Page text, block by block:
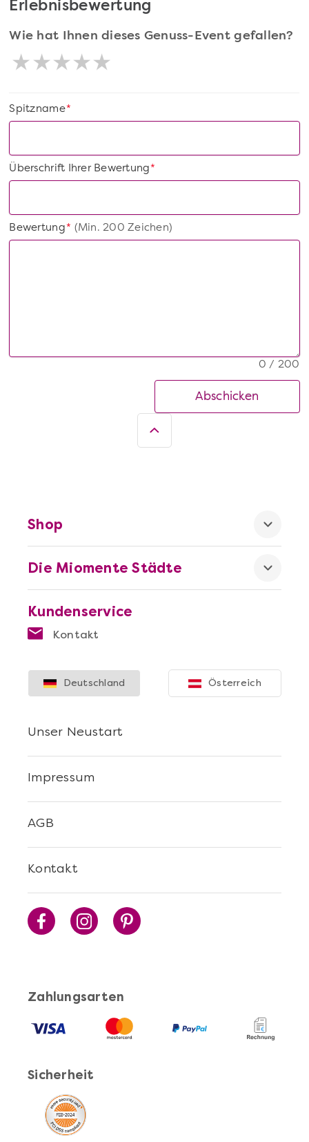
Erlebnisbewertung
Wie hat Ihnen dieses Genuss-Event gefallen?
*
Spitzname
*
Überschrift Ihrer Bewertung
*
Bewertung(Min. 200 Zeichen)
0 / 200
Abschicken
Kundenservice
Kontakt
Die Miomente Städte
Shop
Zahlungsarten
Sicherheit
Kontakt
AGB
Impressum
Unser Neustart
Deutschland Österreich